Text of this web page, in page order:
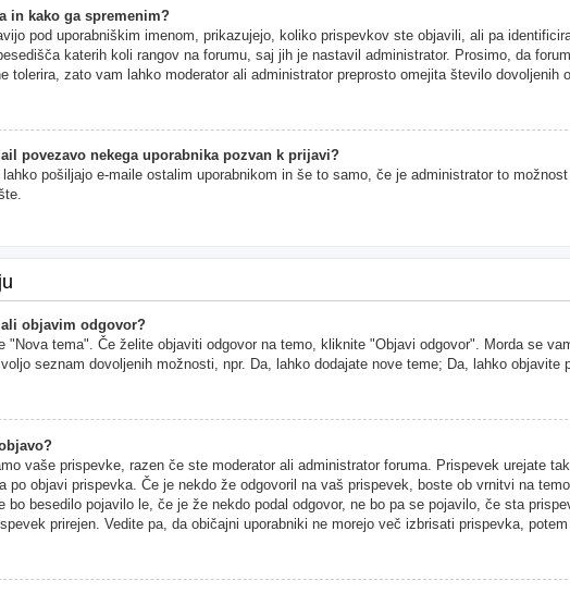
in kako ga spremenim?
pod uporabniškim imenom, prikazujejo, koliko prispevkov ste objavili, ali pa
katerih koli rangov na forumu, saj jih je nastavil administrator. Prosimo, da
tolerira, zato vam lahko moderator ali administrator preprosto omejita število dovoljenih
povezavo nekega uporabnika pozvan k prijavi?
pošiljajo e-maile ostalim uporabnikom in še to samo, če je administrator to
objavim odgovor?
"Nova tema". Če želite objaviti odgovor na temo, kliknite "Objavi odgovor". Morda se
seznam dovoljenih možnosti, npr. Da, lahko dodajate nove teme; Da, lahko objavite
vaše prispevke, razen če ste moderator ali administrator foruma. Prispevek urejate
po objavi prispevka. Če je nekdo že odgovoril na vaš prispevek, boste ob vrnitvi na
bo besedilo pojavilo le, če je že nekdo podal odgovor, ne bo pa se pojavilo, če sta
prirejen. Vedite pa, da običajni uporabniki ne morejo več izbrisati prispevka,